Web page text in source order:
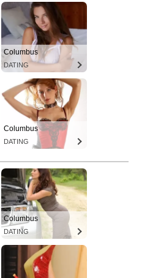
Columbus
DATING
Columbus
DATING
Columbus
DATING